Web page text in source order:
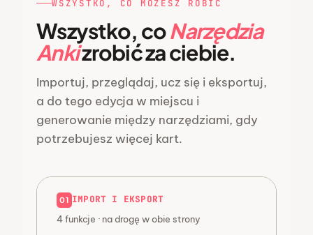
WSZYSTKO, CO MOŻESZ ROBIĆ
Wszystko, coNarzędzia
Ankizrobić za ciebie.
Importuj, przeglądaj, ucz się i eksportuj,
a do tego edycja w miejscu i
generowanie między narzędziami, gdy
potrzebujesz więcej kart.
01 IMPORT I EKSPORT
4 funkcje · na drogę w obie strony